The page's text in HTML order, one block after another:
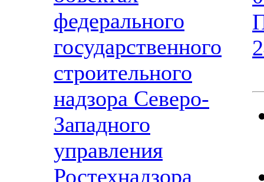
федерального
государственного
строительного
надзора Северо-
Западного
управления
Ростехнадзора